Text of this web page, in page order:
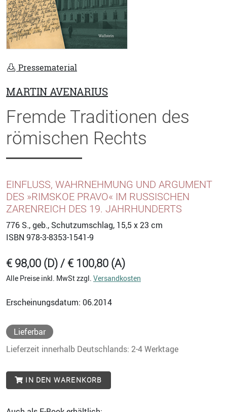
Pressematerial
MARTIN AVENARIUS
Fremde Traditionen des
römischen Rechts
EINFLUSS, WAHRNEHMUNG UND ARGUMENT D
ES »RIMSKOE PRAVO« IM RUSSISCHEN Z
ARENREICH DES 19. JAHRHUNDERTS
776 S., geb., Schutzumschlag, 15,5 x 23 cm
ISBN 978-3-8353-1541-9
€ 98,00 (D) / € 100,80 (A)
Alle Preise inkl. MwSt zzgl. Versandkosten
Erscheinungsdatum: 06.2014
Lieferbar
Lieferzeit innerhalb Deutschlands: 2-4 Werktage
IN DEN WARENKORB